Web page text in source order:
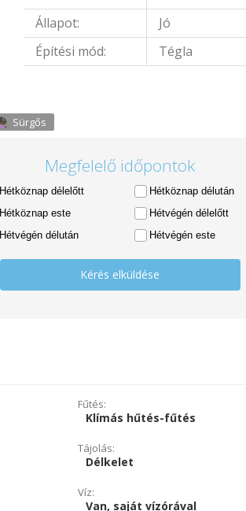
Állapot:
Jó
Építési mód:
Tégla
Sürgős
Megfelelő időpontok
Hétköznap délelőtt
Hétköznap délután
Hétköznap este
Hétvégén délelőtt
Hétvégén délután
Hétvégén este
Kérés elküldése
Fűtés:
Klímás hűtés-fűtés
Tájolás:
Délkelet
Víz:
Van, saját vízórával